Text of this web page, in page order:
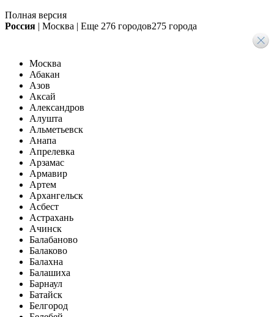
Полная версия
Россия | Москва | Еще 276 городов275 города
Москва
Абакан
Азов
Аксай
Александров
Алушта
Альметьевск
Анапа
Апрелевка
Арзамас
Армавир
Артем
Архангельск
Асбест
Астрахань
Ачинск
Балабаново
Балаково
Балахна
Балашиха
Барнаул
Батайск
Белгород